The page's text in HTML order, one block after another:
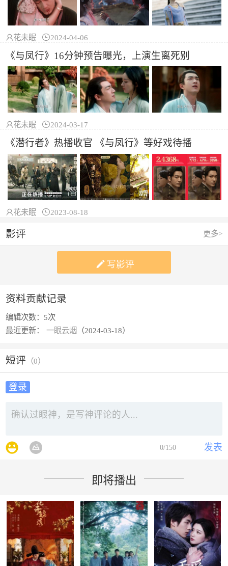
花未眠 2024-04-06
《与凤行》16分钟预告曝光，上演生离死别
花未眠 2024-03-17
《潜行者》热播收官 《与凤行》等好戏待播
花未眠 2023-08-18
更多>
影评
 写影评
资料贡献记录
编辑次数： 5次
最近更新：
一眼云烟 （2024-03-18）
短评 （0）
登录
发表
0/150
即将播出